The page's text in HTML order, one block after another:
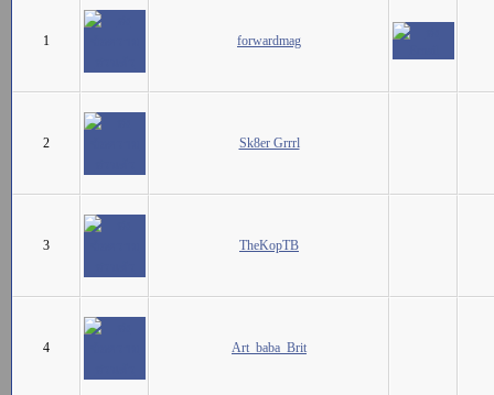
1 forwardmag
2 Sk8er Grrrl
3 TheKopTB
4 Art_baba_Brit